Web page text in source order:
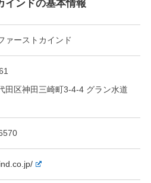
インドの基本情報
ァーストカインド
田区神田三崎町3-4-4 グラン水道